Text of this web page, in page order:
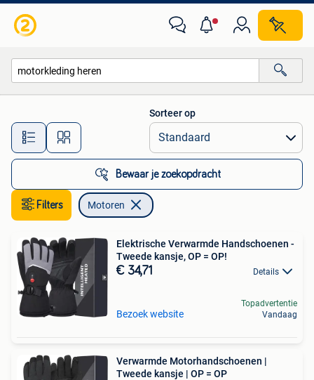
Alle afstanden…
Sorteer op
Bewaar je zoekopdracht
Filters Motoren
Elektrische Verwarmde Handschoenen -
Tweede kansje, OP = OP!
€ 34,71 Details
Bezoek website
Topadvertentie
Vandaag
Verwarmde Motorhandschoenen |
Tweede kansje | OP = OP